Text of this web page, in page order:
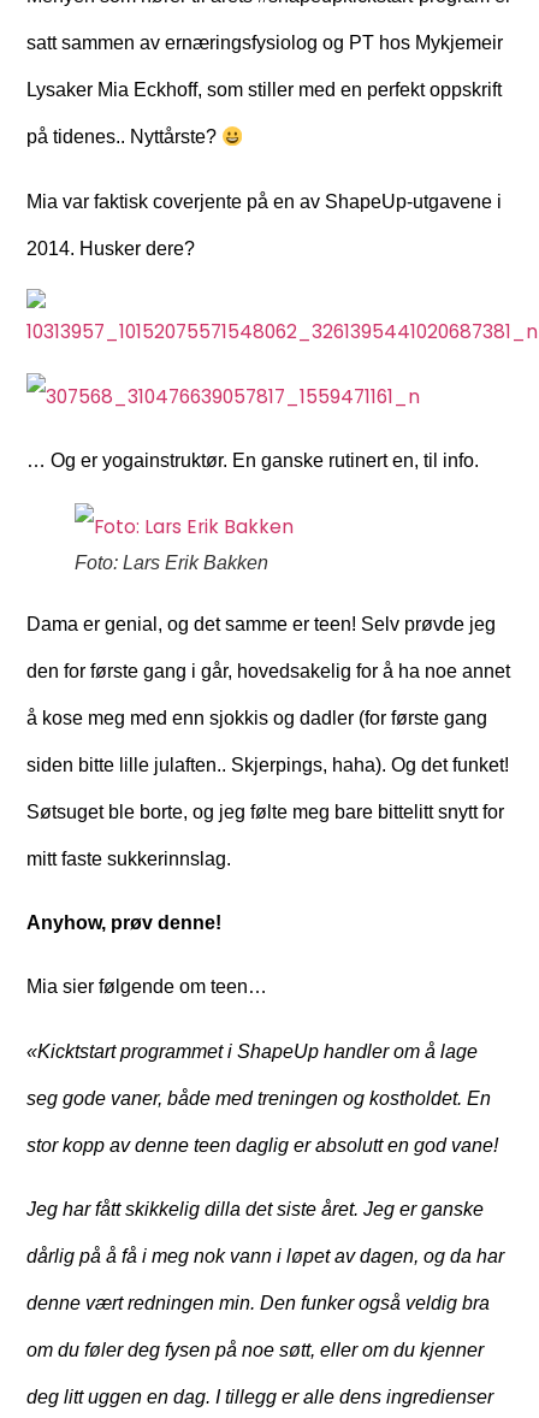
satt sammen av ernæringsfysiolog og PT hos Mykjemeir
Lysaker Mia Eckhoff, som stiller med en perfekt oppskrift
på tidenes.. Nyttårste?
Mia var faktisk coverjente på en av ShapeUp-utgavene i
2014. Husker dere?
… Og er yogainstruktør. En ganske rutinert en, til info.
Foto: Lars Erik Bakken
Dama er genial, og det samme er teen! Selv prøvde jeg
den for første gang i går, hovedsakelig for å ha noe annet
å kose meg med enn sjokkis og dadler (for første gang
siden bitte lille julaften.. Skjerpings, haha). Og det funket!
Søtsuget ble borte, og jeg følte meg bare bittelitt snytt for
mitt faste sukkerinnslag.
Anyhow, prøv denne!
Mia sier følgende om teen…
«Kicktstart programmet i ShapeUp handler om å lage
seg gode vaner, både med treningen og kostholdet. En
stor kopp av denne teen daglig er absolutt en god vane!
Jeg har fått skikkelig dilla det siste året. Jeg er ganske
dårlig på å få i meg nok vann i løpet av dagen, og da har
denne vært redningen min. Den funker også veldig bra
om du føler deg fysen på noe søtt, eller om du kjenner
deg litt uggen en dag. I tillegg er alle dens ingredienser